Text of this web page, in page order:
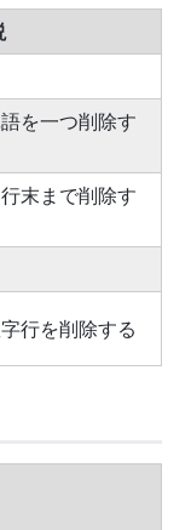
を一つ削除す
末まで削除す
行を削除する